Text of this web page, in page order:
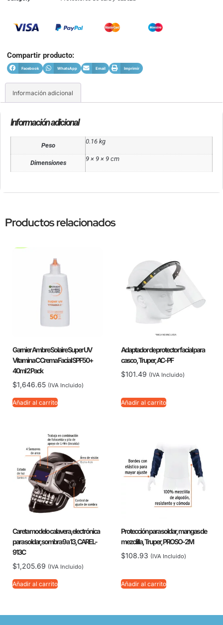
Compartir producto:
Facebook WhatsApp Email Imprimir
Información adicional
Información adicional
Peso
0.16 kg
Dimensiones
9 × 9 × 9 cm
Productos relacionados
Garnier Ambre Solaire Super UV
Vitamina C Crema Facial SPF50+
40ml 2 Pack
$1,646.65 (IVA Incluido)
Añadir al carrito
Adaptador de protector facial para
casco, Truper, AC-PF
$101.49 (IVA Incluido)
Añadir al carrito
Careta modelo calavera,electrónica
para soldar,sombra 9 a 13, CAREL-
913C
$1,205.69 (IVA Incluido)
Añadir al carrito
Protección para soldar, mangas de
mezclilla, Truper, PROSO-2M
$108.93 (IVA Incluido)
Añadir al carrito